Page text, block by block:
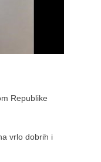
Republike
vrlo dobrih i